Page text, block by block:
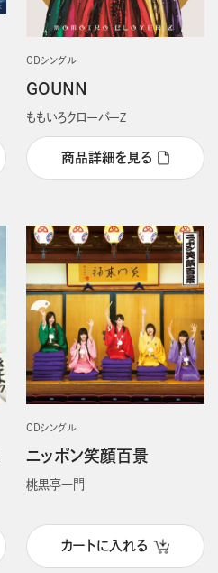
CDシングル
GOUNN
ももいろクローバーＺ
商品詳細を見る
CDシングル
ニッポン笑顔百景
桃黒亭一門
カートに入れる